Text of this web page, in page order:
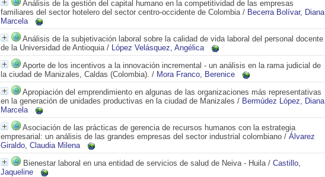
Análisis de la gestión del capital humano en la competitividad de las empresas
familiares del sector hotelero del sector centro-occidente de Colombia/ Becerra Bolívar, Diana
Marcela
Análisis de la subjetivación laboral sobre la calidad de vida laboral del personal docente
de la Universidad de Antioquia/ López Velásquez, Angélica
Aporte de los incentivos a la innovación incremental - un análisis en la rama judicial de
la ciudad de Manizales, Caldas (Colombia). / Mora Franco, Berenice
Apropiación del emprendimiento en algunas de las organizaciones más representativas
en la generación de unidades productivas en la ciudad de Manizales / Bermúdez López, Diana
Marcela
Asociación de las prácticas de gerencia de recursos humanos con la estrategia
empresarial: un análisis de las grandes empresas del sector industrial colombiano / Álvarez
Giraldo, Claudia Milena
Bienestar laboral en una entidad de servicios de salud de Neiva - Huila/ Castillo,
Jaqueline